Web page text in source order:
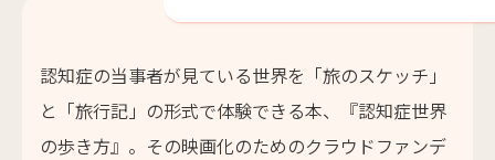
認知症の当事者が見ている世界を「旅のスケッチ」
と「旅行記」の形式で体験できる本、『認知症世界
の歩き方』。その映画化のためのクラウドファンデ